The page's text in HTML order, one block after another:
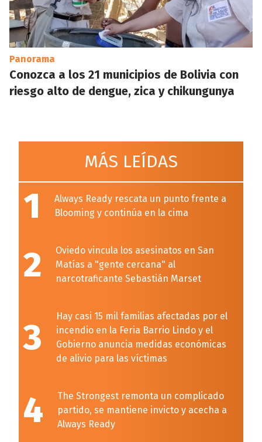
Panorama
Conozca a los 21 municipios de Bolivia con
riesgo alto de dengue, zica y chikungunya
MÁS LEÍDAS
1
Always Ready rescata un punto frente a
Blooming y continúa en la cima
2
Oviedo vincula los asesinatos en San
Matías a "gente cercana" al
narcotraficante Sebastián Marset
3
Hay casi 15 mil familias afectadas por el
incendio en la Feria Barrio Lindo y el
Gobierno anuncia medidas económicas
de alivio para las víctimas
4
The Strongest remonta un complicado
partido, se mantiene invicto y acecha a
Always Ready